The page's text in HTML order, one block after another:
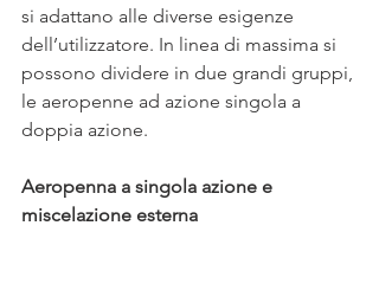
si adattano alle diverse esigenze
dell’utilizzatore. In linea di massima si
possono dividere in due grandi gruppi,
le aeropenne ad azione singola a
doppia azione.
Aeropenna a singola azione e
miscelazione esterna